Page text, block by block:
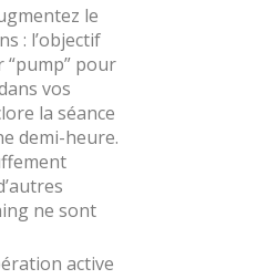
le
: l’objectif
“pump” pour
vos
la séance
demi-heure.
ne sont
active